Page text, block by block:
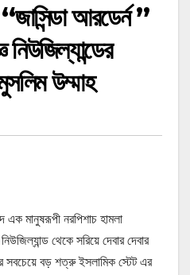
“জাসিন্ডা আরডের্ন ”
উম্মাহ
এক মানুষরূপী নরপিশাচ হামলা
থেকে সরিয়ে দেবার দেবার
বড় শত্রু ইসলামিক স্টেট এর